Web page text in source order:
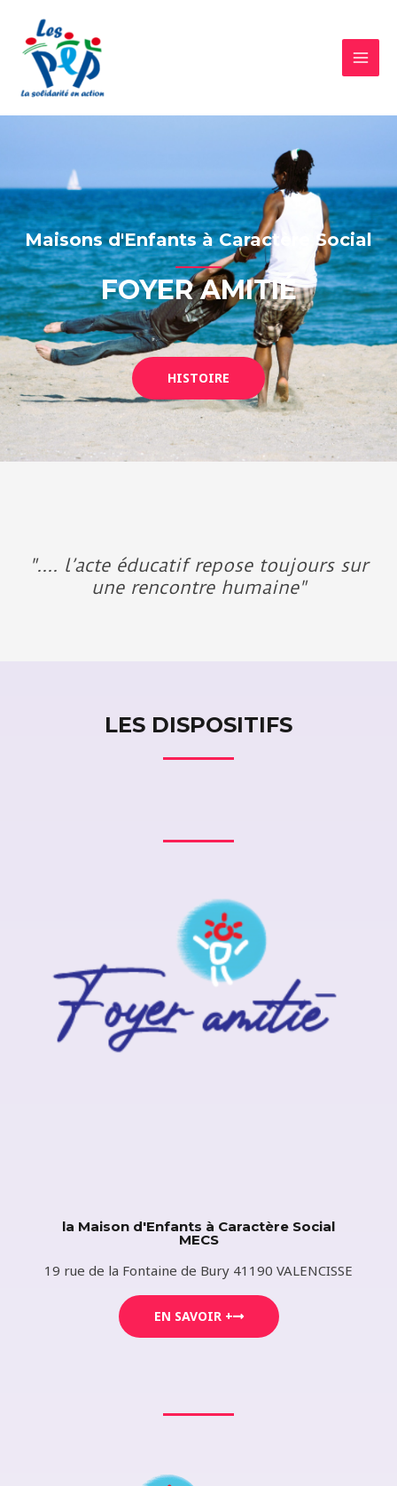
Maisons d'Enfants à Caractère Social
FOYER AMITIÉ
HISTOIRE
".... l’acte éducatif repose toujours sur
une rencontre humaine"
LES DISPOSITIFS
la Maison d'Enfants à Caractère Social
MECS
19 rue de la Fontaine de Bury 41190 VALENCISSE​
EN SAVOIR +